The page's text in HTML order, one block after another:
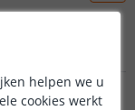
helpen we u
cookies werkt